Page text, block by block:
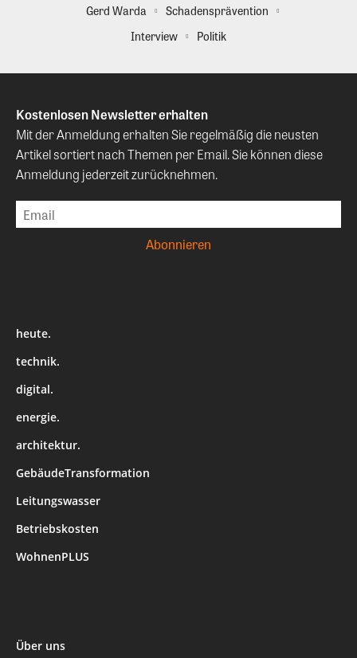
Gerd Warda
Schadensprävention
Interview
Politik
Kostenlosen Newsletter erhalten
Mit der Anmeldung erhalten Sie regelmäßig die neusten
Artikel sortiert nach Themen per Email. Sie können diese
Anmeldung jederzeit zurücknehmen.
heute.
technik.
digital.
energie.
architektur.
GebäudeTransformation
Leitungswasser
Betriebskosten
WohnenPLUS
Über uns